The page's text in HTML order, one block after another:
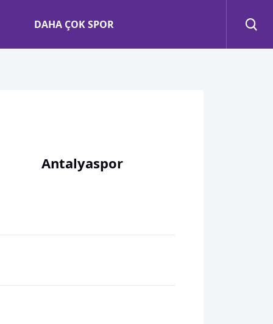
DAHA ÇOK SPOR
Antalyaspor